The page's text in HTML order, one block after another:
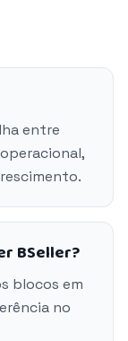
entre
BSeller?
blocos em
no